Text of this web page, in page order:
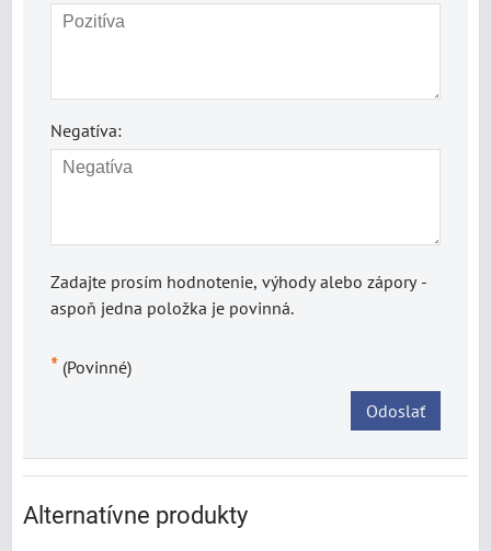
Negatíva:
Zadajte prosím hodnotenie, výhody alebo zápory -
aspoň jedna položka je povinná.
* (Povinné)
Odoslať
Alternatívne produkty